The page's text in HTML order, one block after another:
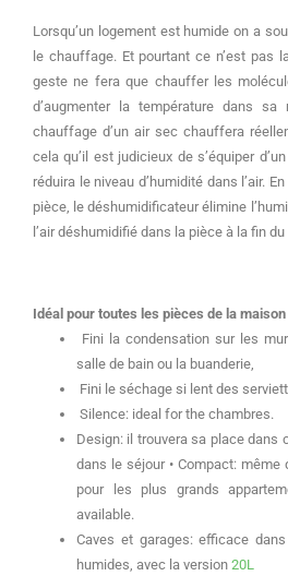
Lorsqu’un logement est humide on a
le chauffage. Et pourtant ce n’est pas
geste ne fera que chauffer les
d’augmenter la température dans sa
chauffage d’un air sec chauffera
cela qu’il est judicieux de s’équiper
réduira le niveau d’humidité dans l’air.
pièce, le déshumidificateur élimine
l’air déshumidifié dans la pièce à la fin
Idéal pour toutes les pièces de la maison
Fini la condensation sur les
salle de bain ou la buanderie,
Fini le séchage si lent des
Silence: ideal for the chambres.
Design: il trouvera sa place dans
dans le séjour • Compact:
pour les plus grands
available.
Caves et garages: efficace
humides, avec la version 20L